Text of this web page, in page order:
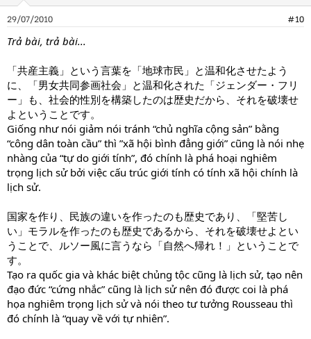
29/07/2010 #10
Trả bài, trả bài...
「共産主義」という言葉を「地球市民」と温和化させたよう
に、「男女共同参画社会」と温和化された「ジェンダー・フリ
ー」も、社会的性別を構築したのは歴史だから、それを破壊せ
よということです。
Giống như nói giảm nói tránh “chủ nghĩa cộng sản” bằng
“công dân toàn cầu” thì ”xã hội bình đẳng giới” cũng là nói nhẹ
nhàng của “tự do giới tính”, đó chính là phá hoại nghiêm
trọng lịch sử bởi việc cấu trúc giới tính có tính xã hội chính là
lịch sử.
国家を作り、民族の違いを作ったのも歴史であり、「堅苦し
い」モラルを作ったのも歴史であるから、それを破壊せよとい
うことで、ルソー風に言うなら「自然へ帰れ！」ということで
す。
Tạo ra quốc gia và khác biệt chủng tộc cũng là lịch sử, tạo nên
đạo đức “cứng nhắc” cũng là lịch sử nên đó được coi là phá
họa nghiêm trọng lịch sử và nói theo tư tưởng Rousseau thì
đó chính là “quay về với tự nhiên”.